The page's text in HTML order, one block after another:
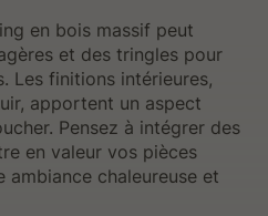
en bois massif peut
et des tringles pour
Les finitions intérieures,
apportent un aspect
Pensez à intégrer des
en valeur vos pièces
ambiance chaleureuse et